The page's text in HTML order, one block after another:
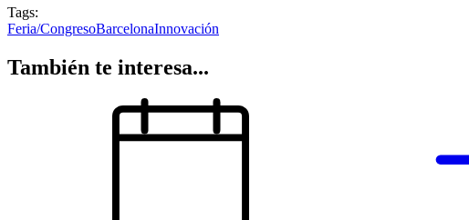
Tags:
Feria/CongresoBarcelonaInnovación
También te interesa...